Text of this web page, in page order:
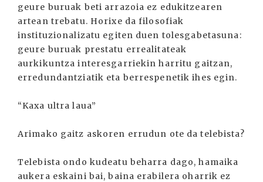
geure buruak beti arrazoia ez edukitzearen
artean trebatu. Horixe da filosofiak
instituzionalizatu egiten duen tolesgabetasuna:
geure buruak prestatu errealitateak
aurkikuntza interesgarriekin harritu gaitzan,
erredundantziatik eta berrespenetik ihes egin.
“Kaxa ultra laua”
Arimako gaitz askoren errudun ote da telebista?
Telebista ondo kudeatu beharra dago, hamaika
aukera eskaini bai, baina erabilera oharrik ez